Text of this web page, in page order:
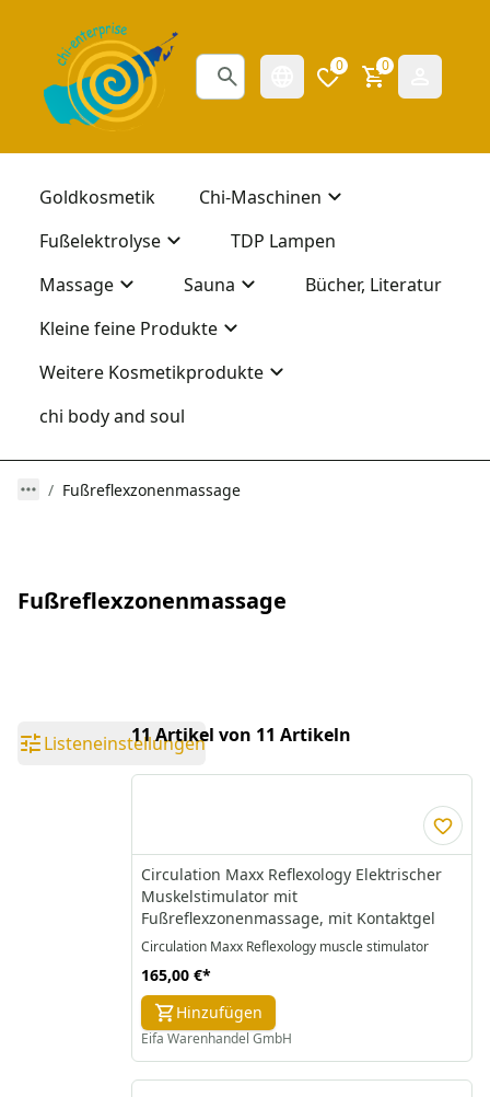
0 0
Goldkosmetik
Chi-Maschinen
Fußelektrolyse
TDP Lampen
Massage
Sauna
Bücher, Literatur
Kleine feine Produkte
Weitere Kosmetikprodukte
chi body and soul
Fußreflexzonenmassage
Fußreflexzonenmassage
Listeneinstellungen11 Artikel von 11 Artikeln
Circulation Maxx Reflexology Elektrischer
Muskelstimulator mit
Fußreflexzonenmassage, mit Kontaktgel
Circulation Maxx Reflexology muscle stimulator
165,00 €*
Hinzufügen
Eifa Warenhandel GmbH